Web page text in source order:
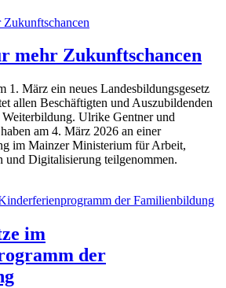
mehr Zukunftschancen
1. März ein neues Landesbildungsgesetz
allen Beschäftigten und Auszubildenden
Ulrike Gentner und
am 4. März 2026 an einer
im Mainzer Ministerium für Arbeit,
und Digitalisierung teilgenommen.
im
der